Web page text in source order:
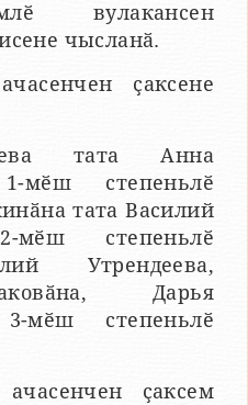
вулакансен
чысланӑ.
ҫаксене
тата Анна
мӗш степеньлӗ
тата Василий
степеньлӗ
Утрендеева,
Дарья
мӗш степеньлӗ
ҫаксем